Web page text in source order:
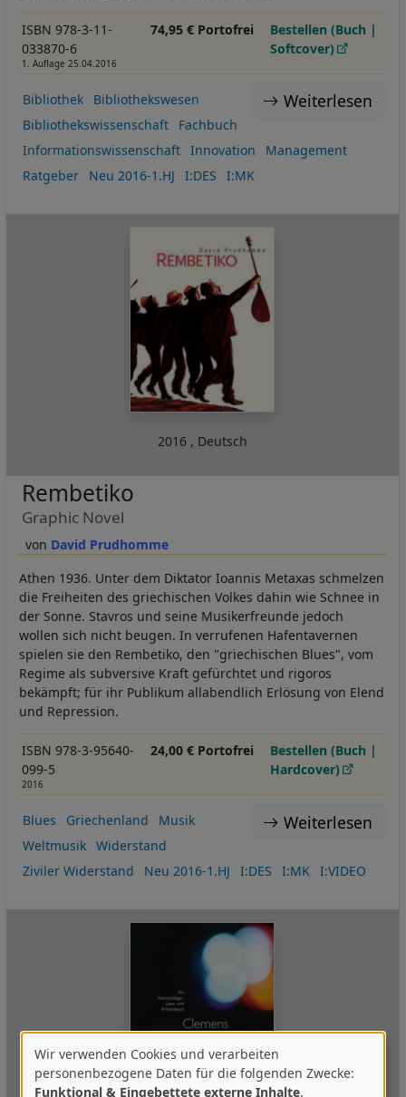
ISBN 978-3-11-
033870-6
1. Auflage 25.04.2016
74,95 € Portofrei
Bestellen (Buch |
Softcover)
Weiterlesen
Bibliothek
Bibliothekswesen
Bibliothekswissenschaft
Fachbuch
Informationswissenschaft
Innovation
Management
Ratgeber
Neu 2016-1.HJ I:DES I:MK
2016 , Deutsch
David Prudhomme
Rembetiko
Graphic Novel
Athen 1936. Unter dem Diktator Ioannis Metaxas schmelzen
die Freiheiten des griechischen Volkes dahin wie Schnee in
der Sonne. Stavros und seine Musikerfreunde jedoch
wollen sich nicht beugen. In verrufenen Hafentavernen
spielen sie den Rembetiko, den "griechischen Blues", vom
Regime als subversive Kraft gefürchtet und rigoros
bekämpft; für ihr Publikum allabendlich Erlösung von Elend
und Repression.
ISBN 978-3-95640-
099-5
2016
24,00 € Portofrei
Bestellen (Buch |
Hardcover)
Weiterlesen
Blues Griechenland
Musik
Weltmusik
Widerstand
Ziviler Widerstand
Neu 2016-1.HJ I:DES I:MK I:VIDEO
Verwendung
Wir verwenden Cookies und verarbeiten
personenbezogene Daten für die folgenden Zwecke:
Funktional & Eingebettete externe Inhalte.